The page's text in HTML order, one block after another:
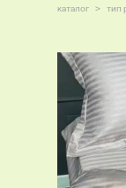
каталог > тип